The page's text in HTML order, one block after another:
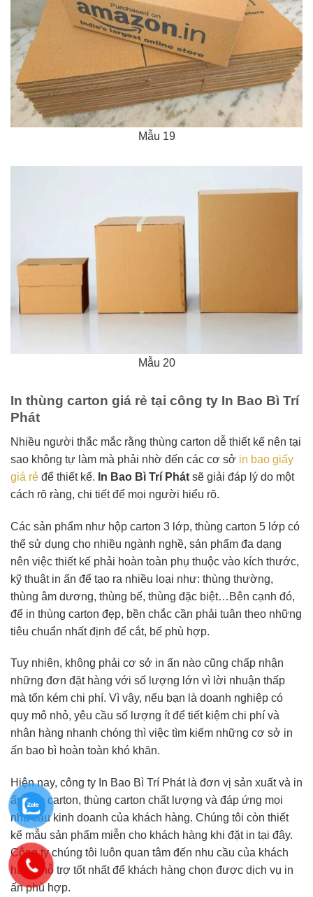
Mẫu 19
Mẫu 20
In thùng carton giá rẻ tại công ty In Bao Bì Trí
Phát
Nhiều người thắc mắc rằng thùng carton dễ thiết kế nên tại
sao không tự làm mà phải nhờ đến các cơ sở in bao giấy
giá rẻ để thiết kế. In Bao Bì Trí Phát sẽ giải đáp lý do một
cách rõ ràng, chi tiết để mọi người hiểu rõ.
Các sản phẩm như hộp carton 3 lớp, thùng carton 5 lớp có
thể sử dụng cho nhiều ngành nghề, sản phẩm đa dạng
nên việc thiết kế phải hoàn toàn phụ thuộc vào kích thước,
kỹ thuật in ấn để tạo ra nhiều loại như: thùng thường,
thùng âm dương, thùng bế, thùng đặc biệt…Bên cạnh đó,
để in thùng carton đẹp, bền chắc cần phải tuân theo những
tiêu chuẩn nhất định để cắt, bế phù hợp.
Tuy nhiên, không phải cơ sở in ấn nào cũng chấp nhận
những đơn đặt hàng với số lượng lớn vì lời nhuận thấp
mà tốn kém chi phí. Vì vậy, nếu bạn là doanh nghiệp có
quy mô nhỏ, yêu cầu số lượng ít để tiết kiệm chi phí và
nhân hàng nhanh chóng thì việc tìm kiếm những cơ sở in
ấn bao bì hoàn toàn khó khăn.
Hiện nay, công ty In Bao Bì Trí Phát là đơn vị sản xuất và in
ấn hộp carton, thùng carton chất lượng và đáp ứng mọi
nhu cầu kinh doanh của khách hàng. Chúng tôi còn thiết
kế mẫu sản phẩm miễn cho khách hàng khi đặt in tại đây.
Công ty chúng tôi luôn quan tâm đến nhu cầu của khách
hàng, hỗ trợ tốt nhất để khách hàng chọn được dịch vụ in
ấn phù hợp.